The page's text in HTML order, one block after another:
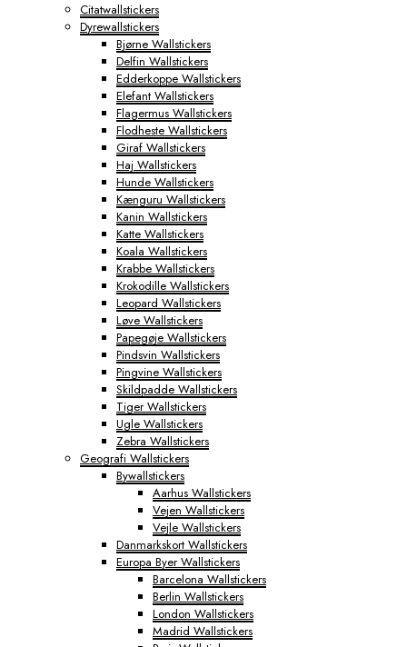
Citatwallstickers
Dyrewallstickers
Bjørne Wallstickers
Delfin Wallstickers
Edderkoppe Wallstickers
Elefant Wallstickers
Flagermus Wallstickers
Flodheste Wallstickers
Giraf Wallstickers
Haj Wallstickers
Hunde Wallstickers
Kænguru Wallstickers
Kanin Wallstickers
Katte Wallstickers
Koala Wallstickers
Krabbe Wallstickers
Krokodille Wallstickers
Leopard Wallstickers
Løve Wallstickers
Papegøje Wallstickers
Pindsvin Wallstickers
Pingvine Wallstickers
Skildpadde Wallstickers
Tiger Wallstickers
Ugle Wallstickers
Zebra Wallstickers
Geografi Wallstickers
Bywallstickers
Aarhus Wallstickers
Vejen Wallstickers
Vejle Wallstickers
Danmarkskort Wallstickers
Europa Byer Wallstickers
Barcelona Wallstickers
Berlin Wallstickers
London Wallstickers
Madrid Wallstickers